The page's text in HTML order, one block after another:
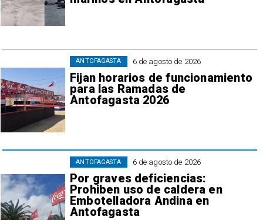
6 de agosto de 2026
Fijan horarios de funcionamiento
para las Ramadas de
Antofagasta 2026
ANTOFAGASTA
6 de agosto de 2026
Por graves deficiencias:
Prohiben uso de caldera en
Embotelladora Andina en
Antofagasta
ANTOFAGASTA